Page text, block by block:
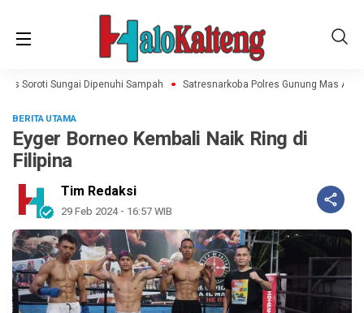
Soroti Sungai Dipenuhi Sampah Satresnarkoba Polres Gunung Mas
BERITA UTAMA
Eyger Borneo Kembali Naik Ring di
Filipina
Tim Redaksi
29 Feb 2024 - 16:57 WIB